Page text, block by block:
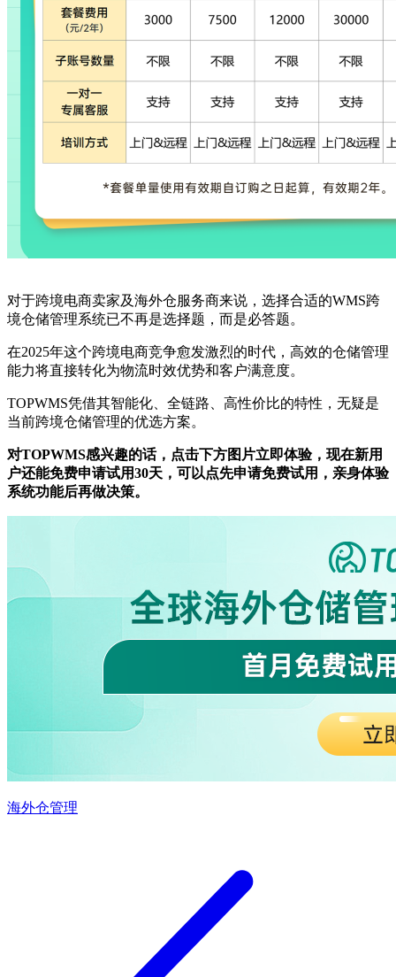
对于跨境电商卖家及海外仓服务商来说，选择合适的WMS跨
境仓储管理系统已不再是选择题，而是必答题。
在2025年这个跨境电商竞争愈发激烈的时代，高效的仓储管理
能力将直接转化为物流时效优势和客户满意度。
TOPWMS凭借其智能化、全链路、高性价比的特性，无疑是
当前跨境仓储管理的优选方案。
对TOPWMS感兴趣的话，点击下方图片立即体验，现在新用
户还能免费申请试用30天，可以点先申请免费试用，亲身体验
系统功能后再做决策。
海外仓管理